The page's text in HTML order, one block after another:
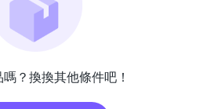
？換換其他條件吧！